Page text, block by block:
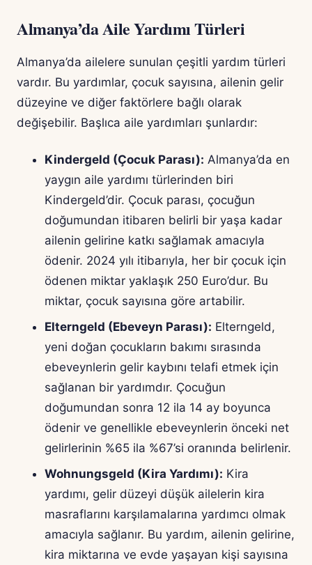
Almanya’da Aile Yardımı Türleri
Almanya’da ailelere sunulan çeşitli yardım türleri
vardır. Bu yardımlar, çocuk sayısına, ailenin gelir
düzeyine ve diğer faktörlere bağlı olarak
değişebilir. Başlıca aile yardımları şunlardır:
Kindergeld (Çocuk Parası): Almanya’da en
yaygın aile yardımı türlerinden biri
Kindergeld’dir. Çocuk parası, çocuğun
doğumundan itibaren belirli bir yaşa kadar
ailenin gelirine katkı sağlamak amacıyla
ödenir. 2024 yılı itibarıyla, her bir çocuk için
ödenen miktar yaklaşık 250 Euro’dur. Bu
miktar, çocuk sayısına göre artabilir.
Elterngeld (Ebeveyn Parası): Elterngeld,
yeni doğan çocukların bakımı sırasında
ebeveynlerin gelir kaybını telafi etmek için
sağlanan bir yardımdır. Çocuğun
doğumundan sonra 12 ila 14 ay boyunca
ödenir ve genellikle ebeveynlerin önceki net
gelirlerinin %65 ila %67’si oranında belirlenir.
Wohnungsgeld (Kira Yardımı): Kira
yardımı, gelir düzeyi düşük ailelerin kira
masraflarını karşılamalarına yardımcı olmak
amacıyla sağlanır. Bu yardım, ailenin gelirine,
kira miktarına ve evde yaşayan kişi sayısına